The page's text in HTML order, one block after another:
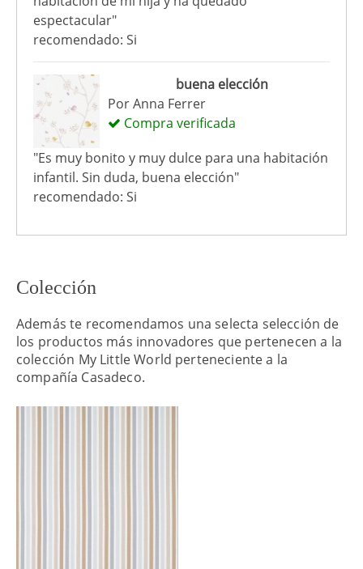
espectacular"
recomendado: Si
buena elección
Por Anna Ferrer
Compra verificada
"Es muy bonito y muy dulce para una habitación
infantil. Sin duda, buena elección"
recomendado: Si
Colección
Además te recomendamos una selecta selección de
los productos más innovadores que pertenecen a la
colección My Little World perteneciente a la
compañía Casadeco.